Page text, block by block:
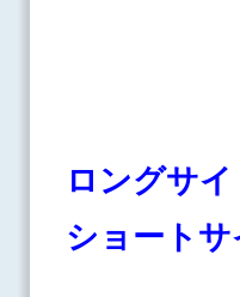
ロングサ
ショート